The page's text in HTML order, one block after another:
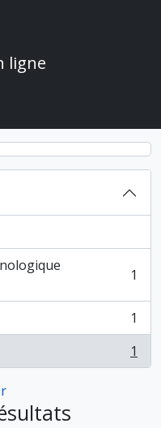
ligne
1
1
1